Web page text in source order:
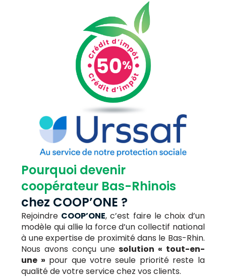
Pourquoi devenir
coopérateur Bas-Rhinois
chez COOP’ONE ?
Rejoindre COOP’ONE, c’est faire le choix d’un
modèle qui allie la force d’un collectif national
à une expertise de proximité dans le Bas-Rhin.
Nous avons conçu une solution « tout-en-
une » pour que votre seule priorité reste la
qualité de votre service chez vos clients.